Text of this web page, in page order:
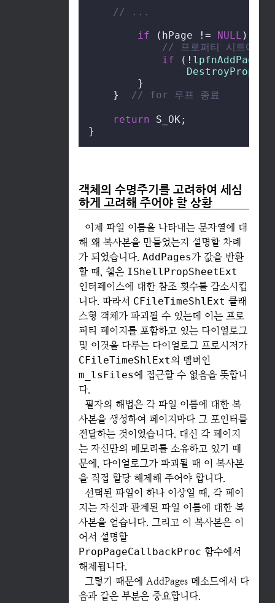
// ...
if (hPage != NULL ) {
// 프로퍼티 시트에 페
if (!
}
} // for 루프 종료
return S_OK;
}
객체의 수명주기를 고려하여 세심
하게 고려해 주어야 할 상황
이제 파일 이름을 나타내는 문자열에 대
해 왜 복사본을 만들었는지 설명할 차례
가 되었습니다. AddPages가 값을 반환
할 때, 쉘은 IShellPropSheetExt
인터페이스에 대한 참조 횟수를 감소시킵
니다. 따라서 CFileTimeShlExt 클래
스형 객체가 파괴될 수 있는데 이는 프로
퍼티 페이지를 포함하고 있는 다이얼로그
및 이것을 다루는 다이얼로그 프로시저가
CFileTimeShlExt의 멤버인
m_lsFiles에 접근할 수 없음을 뜻합니
다.
필자의 해법은 각 파일 이름에 대한 복
사본을 생성하여 페이지마다 그 포인터를
전달하는 것이었습니다. 대신 각 페이지
는 자신만의 메모리를 소유하고 있기 때
문에, 다이얼로그가 파괴될 때 이 복사본
을 직접 할당 해제해 주어야 합니다.
선택된 파일이 하나 이상일 때, 각 페이
지는 자신과 관계된 파일 이름에 대한 복
사본을 얻습니다. 그리고 이 복사본은 이
어서 설명할
PropPageCallbackProc 함수에서
해제됩니다.
그렇기 때문에 AddPages 메소드에서 다
음과 같은 부분은 중요합니다.